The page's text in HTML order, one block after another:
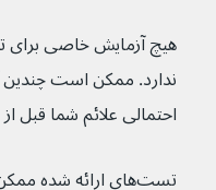
هیچ آزمایش خاصی برای
ندارد. ممکن است چندین
احتمالی علائم شما قبل
تست‌های ارائه شده ممکن است شامل موارد زیر باشد: